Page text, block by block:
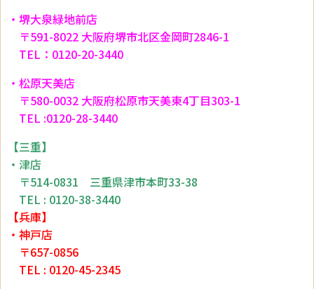
・堺大泉緑地前店
〒591-8022 大阪府堺市北区金岡町2846-1
TEL：0120-20-3440
・松原天美店
〒580-0032 大阪府松原市天美東4丁目303-1
TEL :0120-28-3440
【三重】
・津店
〒514-0831 三重県津市本町33-38
TEL : 0120-38-3440
【兵庫】
・神戸店
〒657-0856
TEL : 0120-45-2345